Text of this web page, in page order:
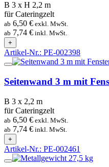
B 3 x H 2,2 m
für Cateringzelt
ab 6,50 € exkl. MwSt.
ab 7,74 € inkl. MwSt.
+
Artikel-Nr.: PE-002398
Seitenwand 3 m mit
B 3 x 2,2 m
für Cateringzelt
ab 6,50 € exkl. MwSt.
ab 7,74 € inkl. MwSt.
+
Artikel-Nr.: PE-002461